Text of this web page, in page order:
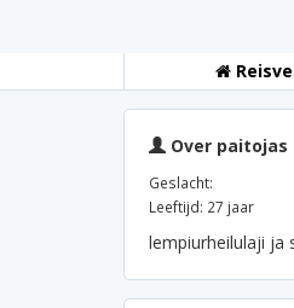
Over paitojas
Geslacht:
Leeftijd: 27 jaar
lempiurheilulaji ja